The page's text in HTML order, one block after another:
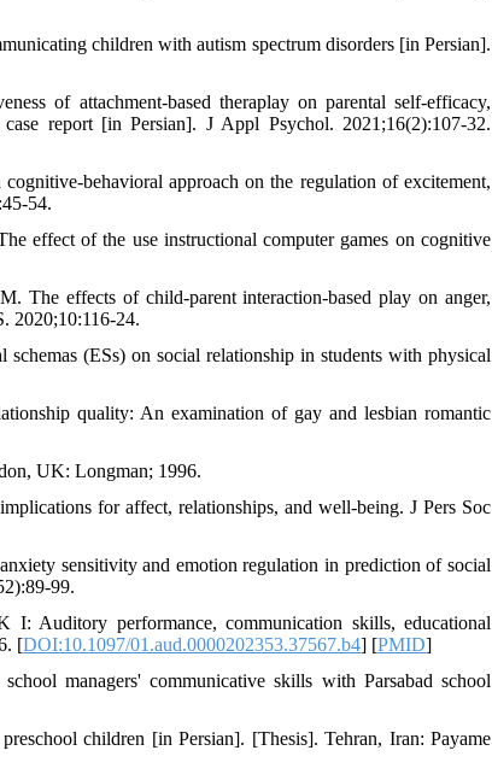
children with autism spectrum disorders [in Persian].
of attachment-based theraplay on parental self-efficacy,
report [in Persian]. J Appl Psychol. 2021;16(2):107-32.
behavioral approach on the regulation of excitement,
54.
effect of the use instructional computer games on cognitive
The effects of child-parent interaction-based play on anger,
2020;10:116-24.
(ESs) on social relationship in students with physical
quality: An examination of gay and lesbian romantic
UK: Longman; 1996.
for affect, relationships, and well-being. J Pers Soc
sensitivity and emotion regulation in prediction of social
99.
Auditory performance, communication skills, educational
[DOI:10.1097/01.aud.0000202353.37567.b4] [PMID]
managers' communicative skills with Parsabad school
children [in Persian]. [Thesis]. Tehran, Iran: Payame